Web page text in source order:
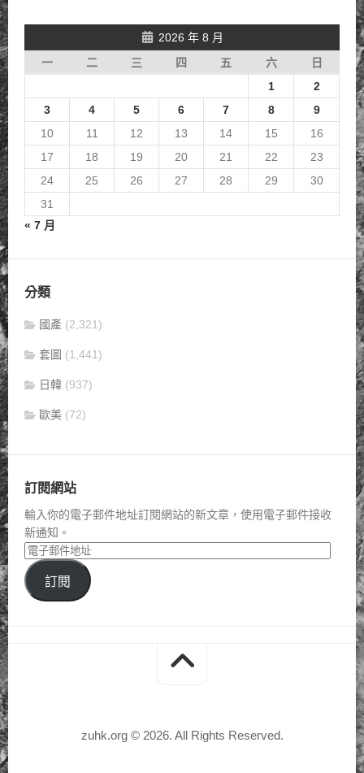
2026 年 8 月
一
二 三 四 五 六
日
1
2
3
4 5 6 7 8
9
10
11 12 13 14 15
16
17
18 19 20 21 22
23
24
25 26 27 28 29
30
31
« 7 月
分類
國產 (2,321)
套圖 (1,441)
日韓 (937)
歐美 (72)
訂閱網站
輸入你的電子郵件地址訂閱網站的新文章，使用電子郵件接收
新通知。
訂閱
zuhk.org © 2026. All Rights Reserved.